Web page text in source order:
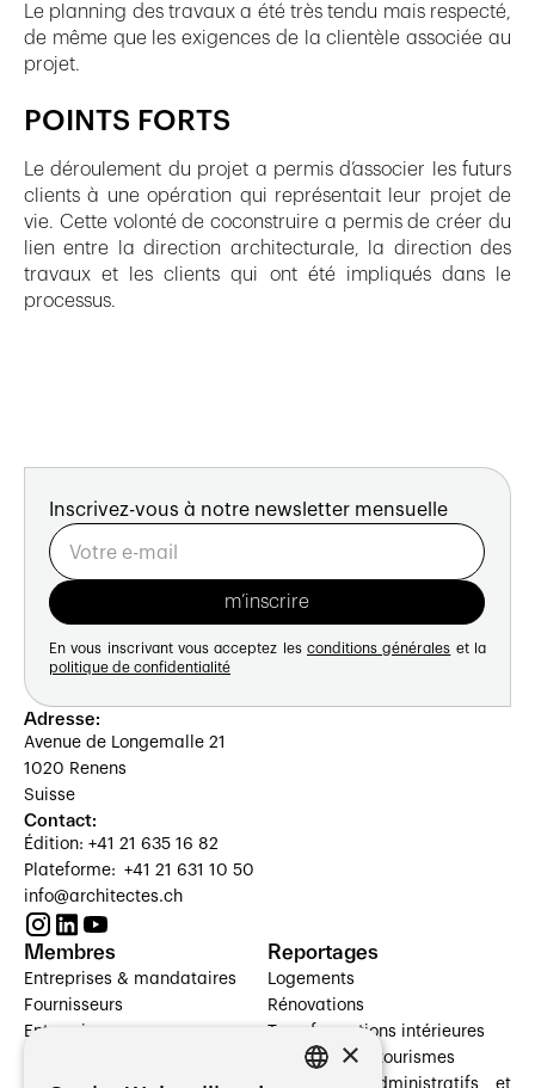
Le planning des travaux a été très tendu mais respecté,
de même que les exigences de la clientèle associée au
projet.
POINTS FORTS
Le déroulement du projet a permis d’associer les futurs
clients à une opération qui représentait leur projet de
vie. Cette volonté de coconstruire a permis de créer du
lien entre la direction architecturale, la direction des
travaux et les clients qui ont été impliqués dans le
processus.
Inscrivez-vous à notre newsletter mensuelle
En vous inscrivant vous acceptez les conditions générales et la
politique de confidentialité
Adresse:
Avenue de Longemalle 21
1020 Renens
Suisse
Contact:
Édition: +41 21 635 16 82
Plateforme: +41 21 631 10 50
info@architectes.ch
Membres
Entreprises & mandataires
Fournisseurs
Entreprises
Architectes paysagistes
Reportages
Logements
Rénovations
Transformations intérieures
Hôtelleries et tourismes
Bâtiments administratifs et
×